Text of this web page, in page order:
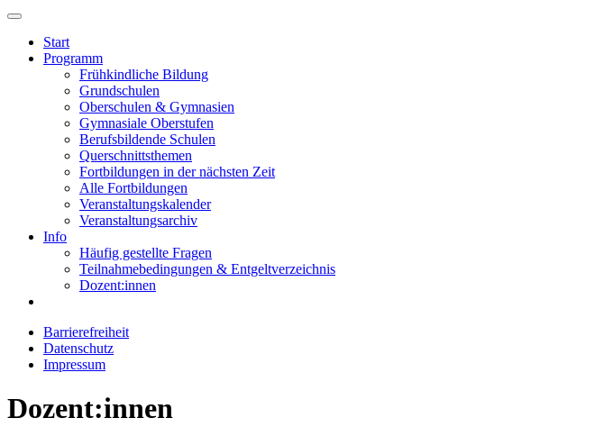
Start
Programm
Frühkindliche Bildung
Grundschulen
Oberschulen & Gymnasien
Gymnasiale Oberstufen
Berufsbildende Schulen
Querschnittsthemen
Fortbildungen in der nächsten Zeit
Alle Fortbildungen
Veranstaltungskalender
Veranstaltungsarchiv
Info
Häufig gestellte Fragen
Teilnahmebedingungen & Entgeltverzeichnis
Dozent:innen
Barrierefreiheit
Datenschutz
Impressum
Dozent:innen